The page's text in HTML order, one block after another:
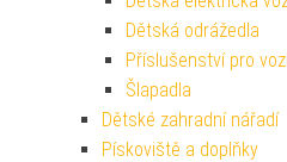
Dětská odrážedla
Příslušenství pro
Šlapadla
Dětské zahradní nářadí
Pískoviště a doplňky